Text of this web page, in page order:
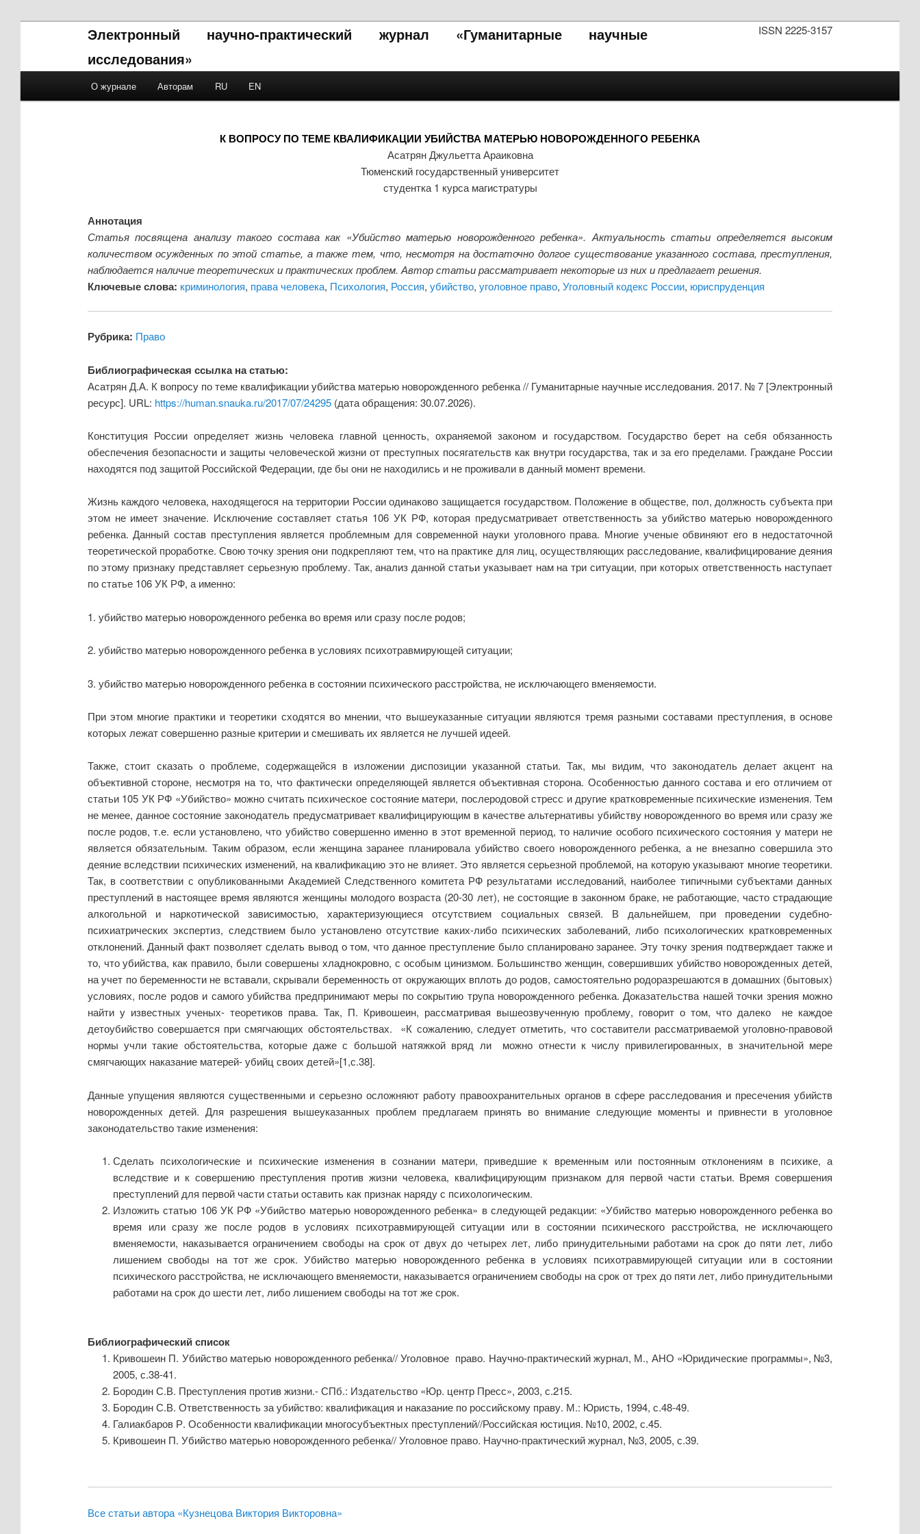
ISSN 2225-3157
Электронный научно-практический журнал «Гуманитарные научные
исследования»
Skip to primary content
Skip to secondary content
О журнале Авторам RU EN
К ВОПРОСУ ПО ТЕМЕ КВАЛИФИКАЦИИ УБИЙСТВА МАТЕРЬЮ НОВОРОЖДЕННОГО РЕБЕНКА
Асатрян Джульетта Араиковна
Тюменский государственный университет
студентка 1 курса магистратуры
Аннотация
Статья посвящена анализу такого состава как «Убийство матерью новорожденного ребенка». Актуальность статьи определяется высоким
количеством осужденных по этой статье, а также тем, что, несмотря на достаточно долгое существование указанного состава, преступления,
наблюдается наличие теоретических и практических проблем. Автор статьи рассматривает некоторые из них и предлагает решения.
Ключевые слова: криминология, права человека, Психология, Россия, убийство, уголовное право, Уголовный кодекс России, юриспруденция
Рубрика: Право
Библиографическая ссылка на статью:
Асатрян Д.А. К вопросу по теме квалификации убийства матерью новорожденного ребенка // Гуманитарные научные исследования. 2017. № 7 [Электронный
ресурс]. URL: https://human.snauka.ru/2017/07/24295(дата обращения: 30.07.2026).
Конституция России определяет жизнь человека главной ценность, охраняемой законом и государством. Государство берет на себя обязанность
обеспечения безопасности и защиты человеческой жизни от преступных посягательств как внутри государства, так и за его пределами. Граждане России
находятся под защитой Российской Федерации, где бы они не находились и не проживали в данный момент времени.
Жизнь каждого человека, находящегося на территории России одинаково защищается государством. Положение в обществе, пол, должность субъекта при
этом не имеет значение. Исключение составляет статья 106 УК РФ, которая предусматривает ответственность за убийство матерью новорожденного
ребенка. Данный состав преступления является проблемным для современной науки уголовного права. Многие ученые обвиняют его в недостаточной
теоретической проработке. Свою точку зрения они подкрепляют тем, что на практике для лиц, осуществляющих расследование, квалифицирование деяния
по этому признаку представляет серьезную проблему. Так, анализ данной статьи указывает нам на три ситуации, при которых ответственность наступает
по статье 106 УК РФ, а именно:
1. убийство матерью новорожденного ребенка во время или сразу после родов;
2. убийство матерью новорожденного ребенка в условиях психотравмирующей ситуации;
3. убийство матерью новорожденного ребенка в состоянии психического расстройства, не исключающего вменяемости.
При этом многие практики и теоретики сходятся во мнении, что вышеуказанные ситуации являются тремя разными составами преступления, в основе
которых лежат совершенно разные критерии и смешивать их является не лучшей идеей.
Также, стоит сказать о проблеме, содержащейся в изложении диспозиции указанной статьи. Так, мы видим, что законодатель делает акцент на
объективной стороне, несмотря на то, что фактически определяющей является объективная сторона. Особенностью данного состава и его отличием от
статьи 105 УК РФ «Убийство» можно считать психическое состояние матери, послеродовой стресс и другие кратковременные психические изменения. Тем
не менее, данное состояние законодатель предусматривает квалифицирующим в качестве альтернативы убийству новорожденного во время или сразу же
после родов, т.е. если установлено, что убийство совершенно именно в этот временной период, то наличие особого психического состояния у матери не
является обязательным. Таким образом, если женщина заранее планировала убийство своего новорожденного ребенка, а не внезапно совершила это
деяние вследствии психических изменений, на квалификацию это не влияет. Это является серьезной проблемой, на которую указывают многие теоретики.
Так, в соответствии с опубликованными Академией Следственного комитета РФ результатами исследований, наиболее типичными субъектами данных
преступлений в настоящее время являются женщины молодого возраста (20-30 лет), не состоящие в законном браке, не работающие, часто страдающие
алкогольной и наркотической зависимостью, характеризующиеся отсутствием социальных связей. В дальнейшем, при проведении судебно-
психиатрических экспертиз, следствием было установлено отсутствие каких-либо психических заболеваний, либо психологических кратковременных
отклонений. Данный факт позволяет сделать вывод о том, что данное преступление было спланировано заранее. Эту точку зрения подтверждает также и
то, что убийства, как правило, были совершены хладнокровно, с особым цинизмом. Большинство женщин, совершивших убийство новорожденных детей,
на учет по беременности не вставали, скрывали беременность от окружающих вплоть до родов, самостоятельно родоразрешаются в домашних (бытовых)
условиях, после родов и самого убийства предпринимают меры по сокрытию трупа новорожденного ребенка. Доказательства нашей точки зрения можно
найти у известных ученых- теоретиков права. Так, П. Кривошеин, рассматривая вышеозвученную проблему, говорит о том, что далеко не каждое
детоубийство совершается при смягчающих обстоятельствах. «К сожалению, следует отметить, что составители рассматриваемой уголовно-правовой
нормы учли такие обстоятельства, которые даже с большой натяжкой вряд ли можно отнести к числу привилегированных, в значительной мере
смягчающих наказание матерей- убийц своих детей»[1,с.38].
Данные упущения являются существенными и серьезно осложняют работу правоохранительных органов в сфере расследования и пресечения убийств
новорожденных детей. Для разрешения вышеуказанных проблем предлагаем принять во внимание следующие моменты и привнести в уголовное
законодательство такие изменения:
Сделать психологические и психические изменения в сознании матери, приведшие к временным или постоянным отклонениям в психике, а
вследствие и к совершению преступления против жизни человека, квалифицирующим признаком для первой части статьи. Время совершения
преступлений для первой части статьи оставить как признак наряду с психологическим.
Изложить статью 106 УК РФ «Убийство матерью новорожденного ребенка» в следующей редакции: «Убийство матерью новорожденного ребенка во
время или сразу же после родов в условиях психотравмирующей ситуации или в состоянии психического расстройства, не исключающего
вменяемости, наказывается ограничением свободы на срок от двух до четырех лет, либо принудительными работами на срок до пяти лет, либо
лишением свободы на тот же срок. Убийство матерью новорожденного ребенка в условиях психотравмирующей ситуации или в состоянии
психического расстройства, не исключающего вменяемости, наказывается ограничением свободы на срок от трех до пяти лет, либо принудительными
работами на срок до шести лет, либо лишением свободы на тот же срок.
Библиографический список
Кривошеин П. Убийство матерью новорожденного ребенка// Уголовное право. Научно-практический журнал, М., АНО «Юридические программы», №3,
2005, с.38-41.
Бородин С.В. Преступления против жизни.- СПб.: Издательство «Юр. центр Пресс», 2003, с.215.
Бородин С.В. Ответственность за убийство: квалификация и наказание по российскому праву. М.: Юристь, 1994, с.48-49.
Галиакбаров Р. Особенности квалификации многосубъектных преступлений//Российская юстиция. №10, 2002, с.45.
Кривошеин П. Убийство матерью новорожденного ребенка// Уголовное право. Научно-практический журнал, №3, 2005, с.39.
Все статьи автора «Кузнецова Виктория Викторовна»